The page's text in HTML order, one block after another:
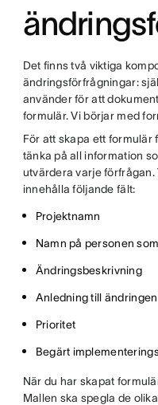
Det finns två viktiga
ändringsförfrågningar:
använder för att
formulär. Vi börjar med
För att skapa ett
tänka på all information
utvärdera varje
innehålla följande fält:
Projektnamn
Namn på personen
Ändringsbeskrivning
Anledning till ändringen
Prioritet
Begärt
När du har skapat
Mallen ska spegla de